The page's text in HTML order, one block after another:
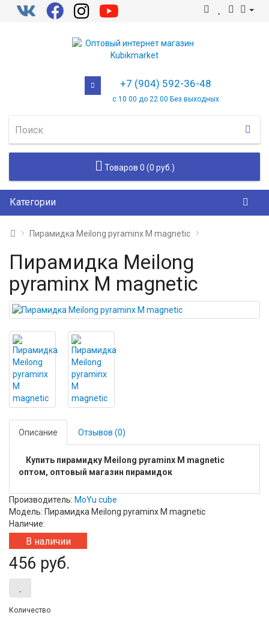
+7 (904) 592-36-48
с 10 00 до 22 00 Без выходных
Товаров 0 (0 руб.)
Категории
Пирамидка Meilong pyraminx M magnetic
Пирамидка Meilong
pyraminx M magnetic
Описание Отзывов (0)
Купить пирамидку Meilong pyraminx M magnetic
оптом, оптовый магазин пирамидок
Производитель: MoYu cube
Модель: Пирамидка Meilong pyraminx M magnetic
Наличие:
В наличии
456 руб.
Количество